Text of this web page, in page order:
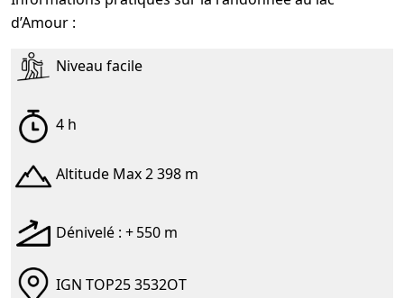
d’Amour :
Niveau facile
4 h
Altitude Max 2 398 m
Dénivelé : + 550 m
IGN TOP25 3532OT